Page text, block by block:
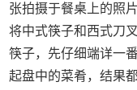
张拍摄于餐桌上的照
将中式筷子和西式刀
筷子，先仔细端详一
起盘中的菜肴，结果